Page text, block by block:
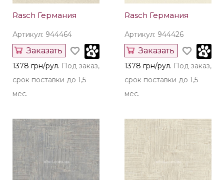
Rasch Германия
Артикул: 944464
Заказать
1378 грн/рул. Под заказ,
срок поставки до 1,5
мес.
Rasch Германия
Артикул: 944426
Заказать
1378 грн/рул. Под заказ,
срок поставки до 1,5
мес.